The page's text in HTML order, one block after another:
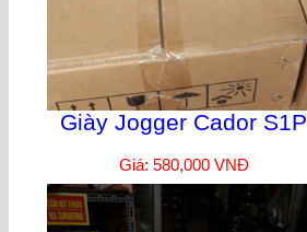
Giày Jogger Cador S1P
Giá: 580,000 VNĐ